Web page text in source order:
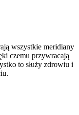
wszystkie meridiany
czemu przywracają
to służy zdrowiu i